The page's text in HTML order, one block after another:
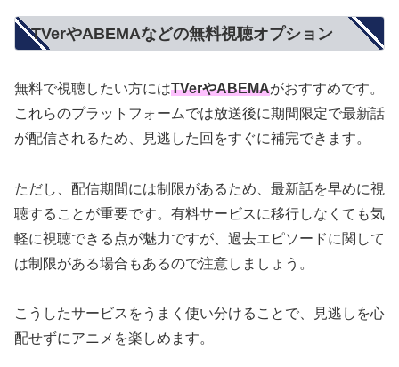
TVerやABEMAなどの無料視聴オプション
無料で視聴したい方にはTVerやABEMAがおすすめです。
これらのプラットフォームでは放送後に期間限定で最新話
が配信されるため、見逃した回をすぐに補完できます。
ただし、配信期間には制限があるため、最新話を早めに視
聴することが重要です。有料サービスに移行しなくても気
軽に視聴できる点が魅力ですが、過去エピソードに関して
は制限がある場合もあるので注意しましょう。
こうしたサービスをうまく使い分けることで、見逃しを心
配せずにアニメを楽しめます。